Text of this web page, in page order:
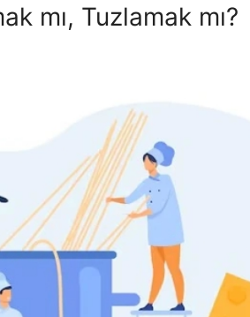
mı, Tuzlamak mı?